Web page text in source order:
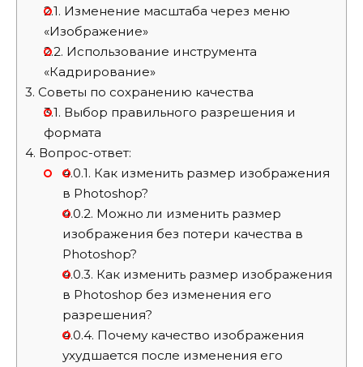
2.1. Изменение масштаба через меню
«Изображение»
2.2. Использование инструмента
«Кадрирование»
3. Советы по сохранению качества
3.1. Выбор правильного разрешения и
формата
4. Вопрос-ответ:
4.0.1. Как изменить размер изображения
в Photoshop?
4.0.2. Можно ли изменить размер
изображения без потери качества в
Photoshop?
4.0.3. Как изменить размер изображения
в Photoshop без изменения его
разрешения?
4.0.4. Почему качество изображения
ухудшается после изменения его